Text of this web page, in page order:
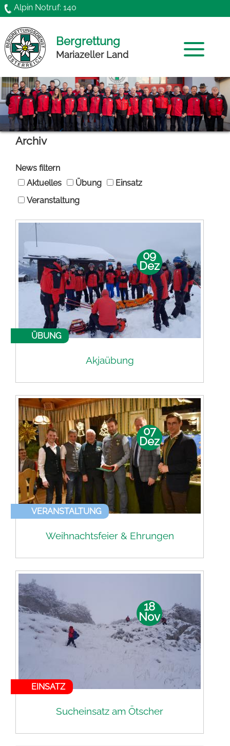
Direkt zum Inhalt
Alpin Notruf: 140
Bergrettung
Mariazeller Land
Home
Mannschaft
News
Archiv
Chronik
Funktionäre
Gründung
Förderer werden
Kontakt
Archiv
News filtern
Aktuelles
Übung
Einsatz
Veranstaltung
09
Dez
ÜBUNG
Akjaübung
07
Dez
VERANSTALTUNG
Weihnachtsfeier & Ehrungen
18
Nov
EINSATZ
Sucheinsatz am Ötscher